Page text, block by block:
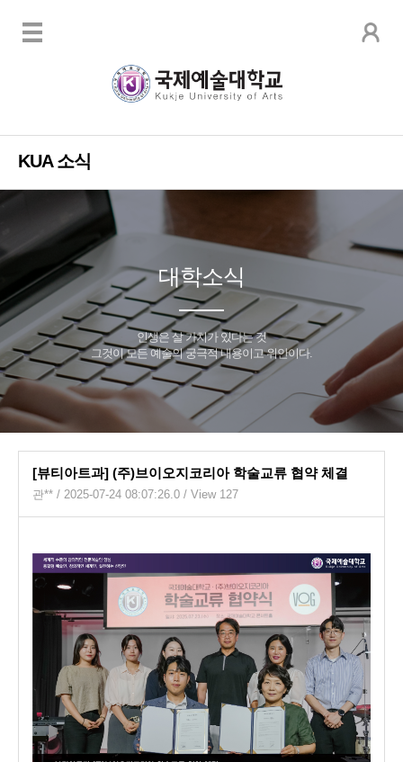
KUA 소식
대학소식
인생은 살 가치가 있다는 것
그것이 모든 예술의 궁극적 내용이고 위안이다.
[뷰티아트과] (주)브이오지코리아 학술교류 협약 체결
관** / 2025-07-24 08:07:26.0 / View 127